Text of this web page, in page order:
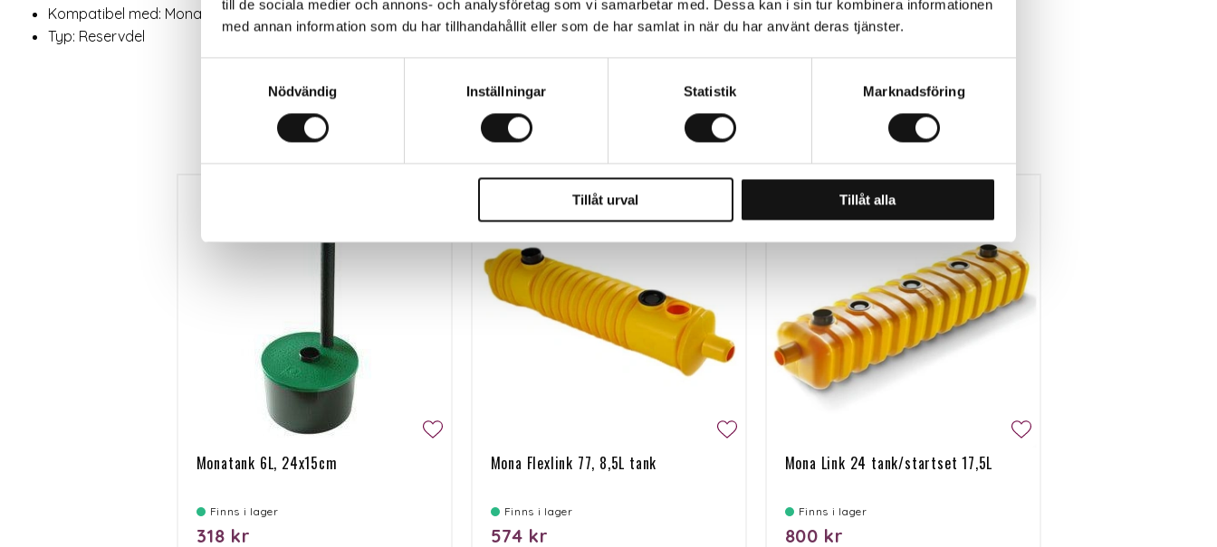
till de sociala medier och annons- och analysföretag som vi samarbetar med. Dessa kan i sin tur kombinera informationen
med annan information som du har tillhandahållit eller som de har samlat in när du har använt deras tjänster.
Nödvändig
Inställningar Statistik Marknadsföring
Tillåt urval Tillåt alla
Kompatibel med: Mona Tank 6 L, Link 24 & 77
Typ: Reservdel
Relaterade produkter
Monatank 6L, 24x15cm
Finns i lager
318 kr
Mona Flexlink 77, 8,5L tank
Finns i lager
574 kr
Mona Link 24 tank/startset 17,5L
Finns i lager
800 kr